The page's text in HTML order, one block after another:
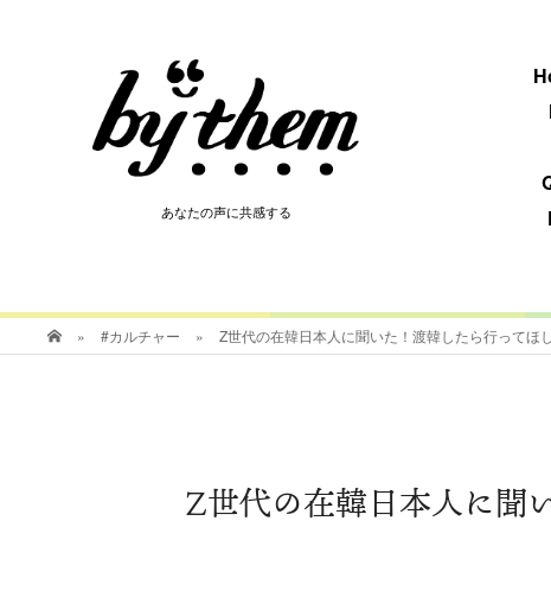
あなたの声に共感する
あなたの声に共感する
» #カルチャー » Z世代の在韓日本人に聞いた！渡韓したら行ってほ
Z世代の在韓日本人に聞